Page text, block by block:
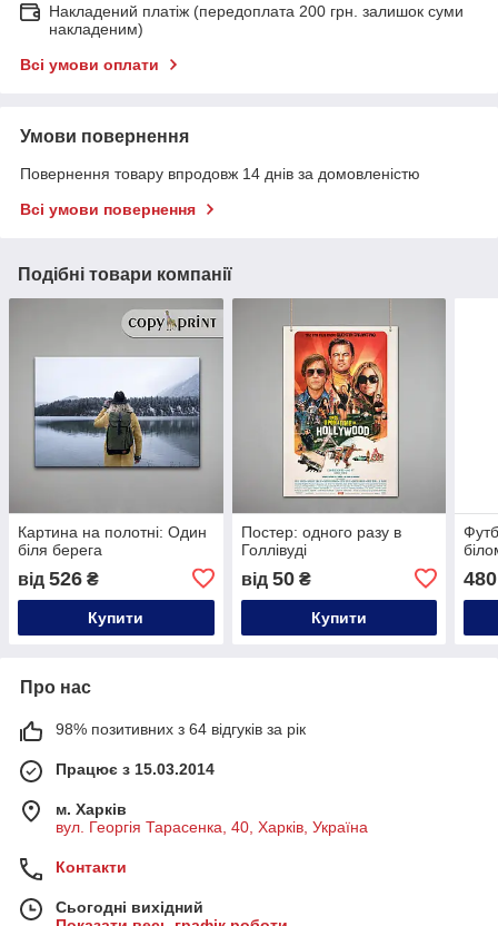
Накладений платіж (передоплата 200 грн. залишок суми
накладеним)
Всі умови оплати
Умови повернення
Повернення товару впродовж 14 днів за домовленістю
Всі умови повернення
Подібні товари компанії
Картина на полотні: Один
біля берега
від 526 ₴
Купити
Постер: одного разу в
Голлівуді
від 50₴
Купити
480
Про нас
98% позитивних з 64 відгуків за рік
Працює з 15.03.2014
м. Харків
вул. Георгія Тарасенка, 40, Харків, Україна
Контакти
Сьогодні вихідний